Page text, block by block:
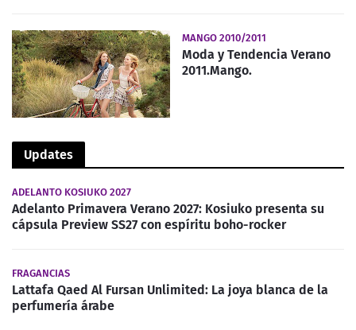
MANGO 2010/2011
Moda y Tendencia Verano
2011.Mango.
Updates
ADELANTO KOSIUKO 2027
Adelanto Primavera Verano 2027: Kosiuko presenta su
cápsula Preview SS27 con espíritu boho-rocker
FRAGANCIAS
Lattafa Qaed Al Fursan Unlimited: La joya blanca de la
perfumería árabe